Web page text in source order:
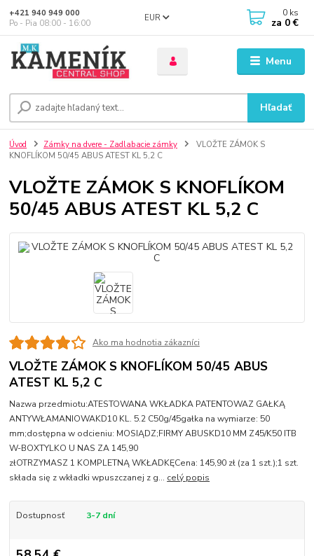
Menu
EUR
Hľadať
+421 940 949 000
Po - Pia 08:00 - 16:00
0 ks
za 0 €
Úvod Zámky na dvere - Zadlabacie zámky
VLOŽTE ZÁMOK S
KNOFLÍKOM 50/45 ABUS ATEST KL 5,2 C
VLOŽTE ZÁMOK S KNOFLÍKOM
50/45 ABUS ATEST KL 5,2 C
Ako ma hodnotia zákazníci
VLOŽTE ZÁMOK S KNOFLÍKOM 50/45 ABUS
ATEST KL 5,2 C
Nazwa przedmiotu:ATESTOWANA WKŁADKA PATENTOWAZ GAŁKĄ
ANTYWŁAMANIOWAKD10 KL. 5.2 C50g/45gałka na wymiarze: 50
mm;dostępna w odcieniu: MOSIĄDZ;FIRMY ABUSKD10 MM Z45/K50 ITB
W-BOXTYLKO U NAS ZA 145,90
złOTRZYMASZ 1 KOMPLETNĄ WKŁADKĘCena: 145,90 zł (za 1 szt.);1 szt.
składa się z wkładki wpuszczanej z g... celý popis
Dostupnosť 3-7 dní